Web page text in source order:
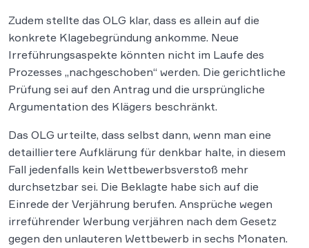
Zudem stellte das OLG klar, dass es allein auf die
konkrete Klagebegründung ankomme. Neue
Irreführungsaspekte könnten nicht im Laufe des
Prozesses „nachgeschoben“ werden. Die gerichtliche
Prüfung sei auf den Antrag und die ursprüngliche
Argumentation des Klägers beschränkt.
Das OLG urteilte, dass selbst dann, wenn man eine
detailliertere Aufklärung für denkbar halte, in diesem
Fall jedenfalls kein Wettbewerbsverstoß mehr
durchsetzbar sei. Die Beklagte habe sich auf die
Einrede der Verjährung berufen. Ansprüche wegen
irreführender Werbung verjähren nach dem Gesetz
gegen den unlauteren Wettbewerb in sechs Monaten.